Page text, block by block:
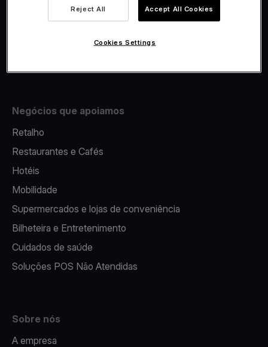
Fiscalidade
Negócios que apoiamos
Retalho
Restaurantes e Cafés
Hotéis
Mobilidade
Supermercados e lojas de conveniência
Bilheteira e Entretenimento
Cuidados de saúde
Soluções POS Não Atendidas
Sobre nós
A empresa
Reject All Accept All Cookies
Cookies Settings